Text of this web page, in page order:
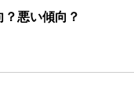
悪い傾向？